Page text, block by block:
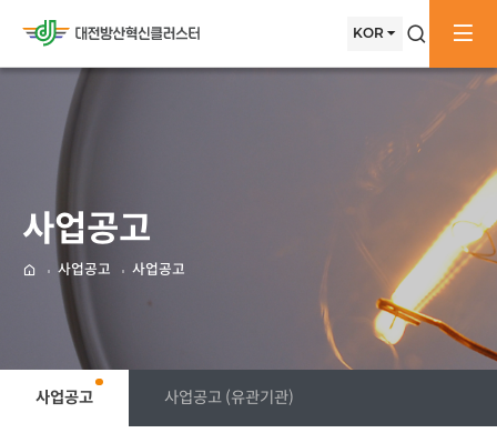
메인으로
KOR
검색창전
사업공고
메인으로
사업공고 사업공고
사업공고 사업공고 (유관기관)